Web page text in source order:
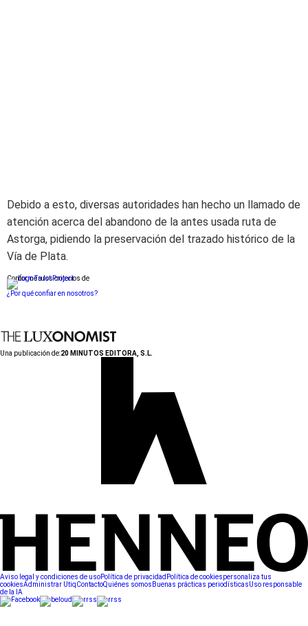
Debido a esto, diversas autoridades han hecho un llamado de
atención acerca del abandono de la antes usada ruta de
Astorga, pidiendo la preservación del trazado histórico de la
Vía de Plata.
Conforme a los criterios de
¿Por qué confiar en nosotros?
Una publicación de:20 MINUTOS EDITORA, S.L.
Aviso legal y condiciones de usoPolítica de privacidad Política de cookiespersonaliza tus
cookiesAdministrar UtiqContactoQuiénes somos Buenas prácticas periodísticasUso responsable
de la IA